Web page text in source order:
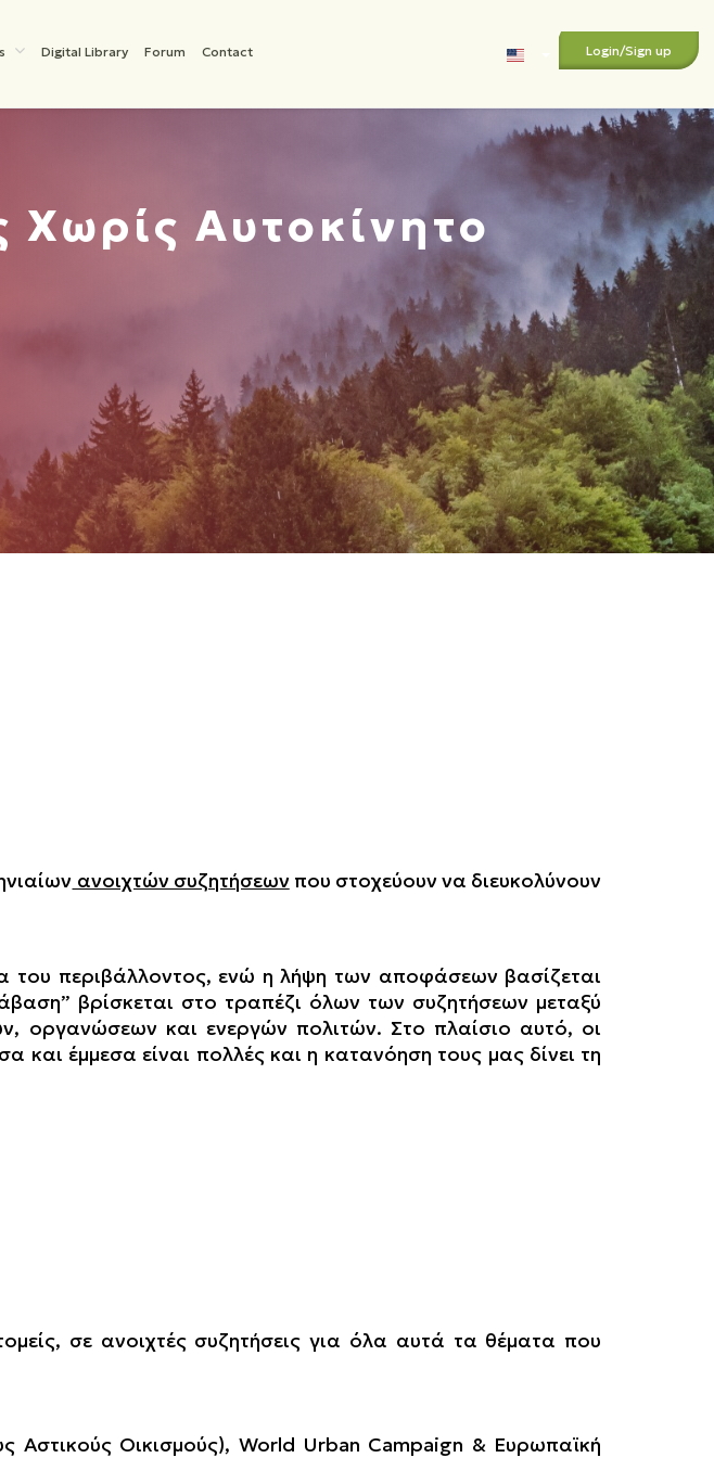
Digital Library Forum Contact Login/Sign up
Χωρίς Αυτοκίνητο
ανοιχτών συζητήσεωνπου στοχεύουν να διευκολύνουν
του περιβάλλοντος, ενώ η λήψη των αποφάσεων βασίζεται
βρίσκεται στο τραπέζι όλων των συζητήσεων μεταξύ
οργανώσεων και ενεργών πολιτών. Στο πλαίσιο αυτό, οι
έμμεσα είναι πολλές και η κατανόηση τους μας δίνει τη
σε ανοιχτές συζητήσεις για όλα αυτά τα θέματα που
Οικισμούς), World Urban Campaign & Ευρωπαϊκή